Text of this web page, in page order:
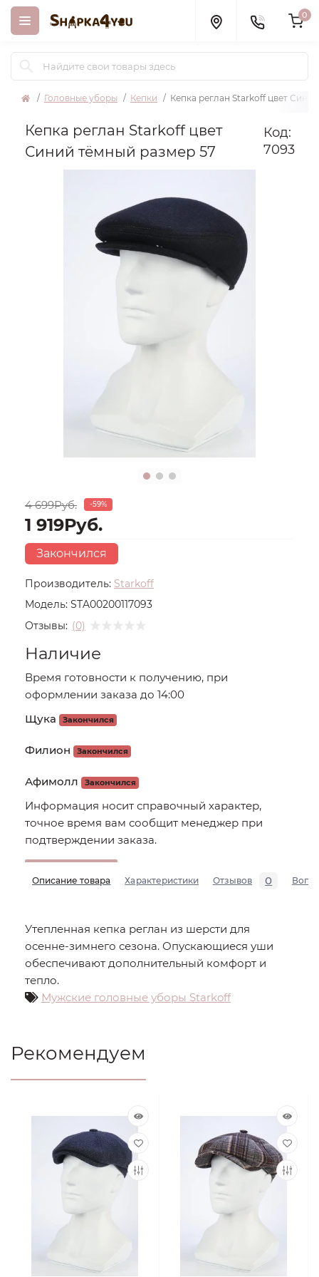
0
Головные уборы Кепки Кепка реглан Starkoff цвет
Кепка реглан Starkoff цвет
Синий тёмный размер 57
Код:
7093
Производитель: Starkoff
Модель: STA00200117093
Отзывы: (0)
4 699Руб. -59%
1 919Руб.
Закончился
Наличие
Время готовности к получению, при
оформлении заказа до 14:00
Щука
Закончился
Филион Закончился
Афимолл Закончился
Информация носит справочный характер,
точное время вам сообщит менеджер при
подтверждении заказа.
Описание товара Характеристики Отзывов 0
Утепленная кепка реглан из шерсти для
осенне-зимнего сезона. Опускающиеся уши
обеспечивают дополнительный комфорт и
тепло.
Мужские головные уборы Starkoff
Рекомендуем